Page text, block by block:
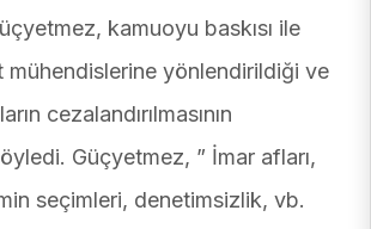
kamuoyu baskısı ile
mühendislerine yönlendirildiği ve
cezalandırılmasının
Güçyetmez, ” İmar afları,
seçimleri, denetimsizlik, vb.